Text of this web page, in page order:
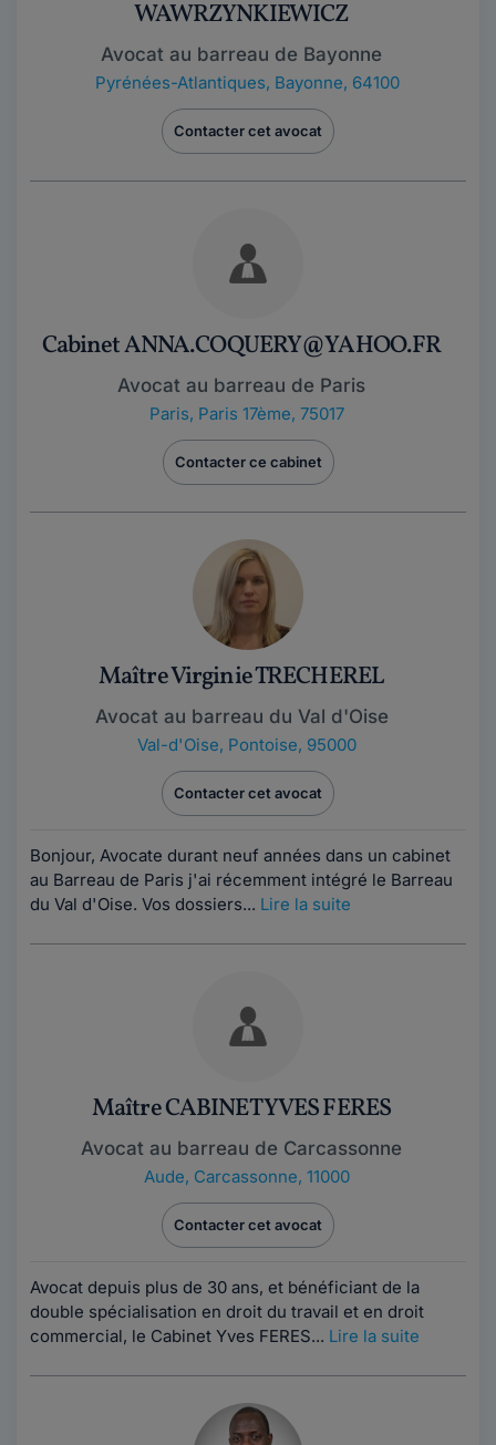
WAWRZYNKIEWICZ
Avocat au barreau de Bayonne
Pyrénées-Atlantiques, Bayonne, 64100
Contacter cet avocat
Cabinet ANNA.COQUERY@YAHOO.FR
Avocat au barreau de Paris
Paris, Paris 17ème, 75017
Contacter ce cabinet
Maître Virginie TRECHEREL
Avocat au barreau du Val d'Oise
Val-d'Oise, Pontoise, 95000
Contacter cet avocat
Bonjour, Avocate durant neuf années dans un cabinet
au Barreau de Paris j'ai récemment intégré le Barreau
du Val d'Oise. Vos dossiers... Lire la suite
Maître CABINET YVES FERES
Avocat au barreau de Carcassonne
Aude, Carcassonne, 11000
Contacter cet avocat
Avocat depuis plus de 30 ans, et bénéficiant de la
double spécialisation en droit du travail et en droit
commercial, le Cabinet Yves FERES... Lire la suite